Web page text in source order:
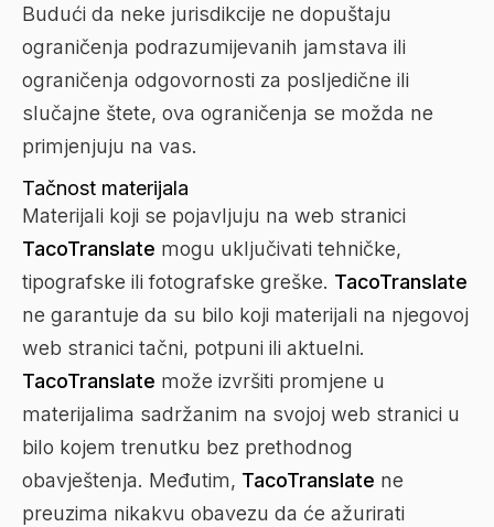
Budući da neke jurisdikcije ne dopuštaju
ograničenja podrazumijevanih jamstava ili
ograničenja odgovornosti za posljedične ili
slučajne štete, ova ograničenja se možda ne
primjenjuju na vas.
Tačnost materijala
Materijali koji se pojavljuju na web stranici
TacoTranslate mogu uključivati tehničke,
tipografske ili fotografske greške. TacoTranslate
ne garantuje da su bilo koji materijali na njegovoj
web stranici tačni, potpuni ili aktuelni.
TacoTranslate može izvršiti promjene u
materijalima sadržanim na svojoj web stranici u
bilo kojem trenutku bez prethodnog
obavještenja. Međutim, TacoTranslate ne
preuzima nikakvu obavezu da će ažurirati